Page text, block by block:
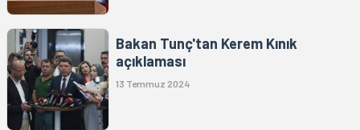
Bakan Tunç'tan Kerem Kınık
açıklaması
13 Temmuz 2024